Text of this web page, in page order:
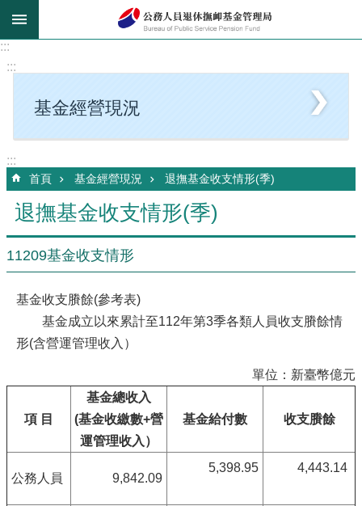
跳到主要內容區塊
:::
:::
基金經營現況
:::
首頁 基金經營現況 退撫基金收支情形(季)
退撫基金收支情形(季)
11209基金收支情形
基金收支賸餘(參考表)
基金成立以來累計至112年第3季各類人員收支賸餘情
形(含營運管理收入）
單位：新臺幣億元
項 目
基金總收入
(基金收繳數+營
運管理收入）
基金給付數 收支賸餘
公務人員 9,842.09
5,398.95 4,443.14